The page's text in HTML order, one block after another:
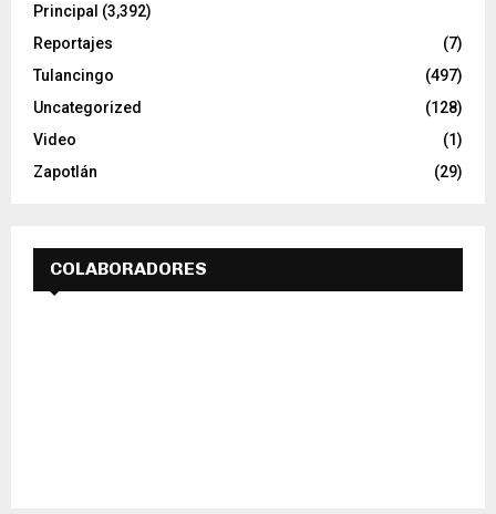
Principal (3,392)
Reportajes
(7)
Tulancingo
(497)
Uncategorized
(128)
Video
(1)
Zapotlán
(29)
COLABORADORES